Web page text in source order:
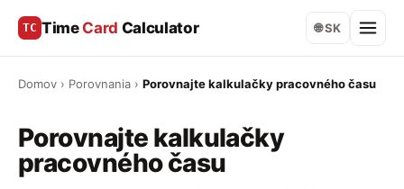
TC Time Card Calculator 🌐 SK
Domov › Porovnania › Porovnajte kalkulačky pracovného času
Porovnajte kalkulačky
pracovného času